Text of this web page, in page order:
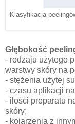
Klasyfikacja
Głębokość
- rodzaju użytego
warstwy skóry na
- stężenia użytej
- czasu aplikacji
- ilości preparatu
skóry;
- kojarzenia z